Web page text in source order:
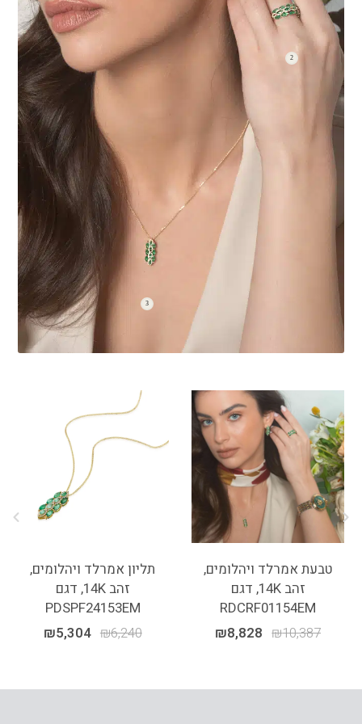
טבעת אמרלד ויהלומים,
זהב 14K, דגם
RDCRF01154EM
₪10,387
₪8,828
תליון אמרלד ויהלומים,
זהב 14K, דגם
PDSPF24153EM
₪6,240
₪5,304